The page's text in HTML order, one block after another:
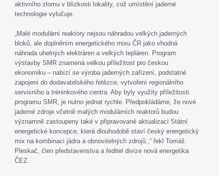
aktivního zlomu v blízkosti lokality, což umístění jaderné
technologie vylučuje.
„Malé modulární reaktory nejsou náhradou velkých jaderných
bloků, ale doplněním energetického mixu ČR jako vhodná
náhrada uhelných elektráren a velkých tepláren. Program
výstavby SMR znamená velkou příležitost pro českou
ekonomiku – nabízí se výroba jaderných zařízení, podstatné
zapojení do dodavatelského řetězce, vytvoření regionálního
servisního a tréninkového centra. Aby byly využity příležitosti
programu SMR, je nutno jednat rychle. Předpokládáme, že nové
jaderné zdroje včetně malých modulárních reaktorů budou
významně zastoupeny také v připravované aktualizaci Státní
energetické koncepce, která dlouhodobě staví český energetický
mix na kombinaci jádra a obnovitelných zdrojů.,“ řekl Tomáš.
Pleskač, člen představenstva a ředitel divize nová energetika
ČEZ.